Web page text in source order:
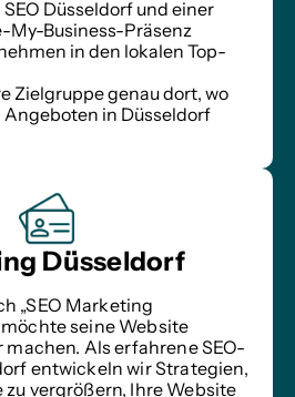
Düsseldorf und einer
My-Business-Präsenz
in den lokalen Top-
Zielgruppe genau dort, wo
Angeboten in Düsseldorf
Düsseldorf
„SEO Marketing
seine Website
Als erfahrene SEO-
entwickeln wir Strategien,
zu vergrößern, Ihre Website